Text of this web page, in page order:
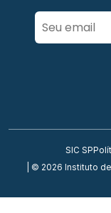
SIC SP
| © 2026 Instituto